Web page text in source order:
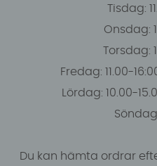
Tisdag:
Onsdag:
Torsdag:
Fredag: 11.00-
Lördag: 10.00-
Du kan hämta ordrar